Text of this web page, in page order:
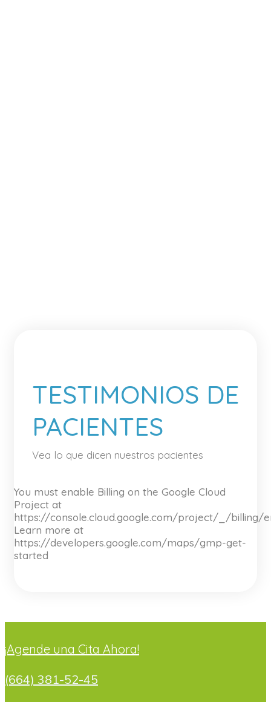
TESTIMONIOS DE
PACIENTES
Vea lo que dicen nuestros pacientes
You must enable Billing on the Google Cloud
Project at
https://console.cloud.google.com/project/_/billing/
Learn more at
https://developers.google.com/maps/gmp-get-
started
¡Agende una Cita Ahora!
(664) 381-52-45